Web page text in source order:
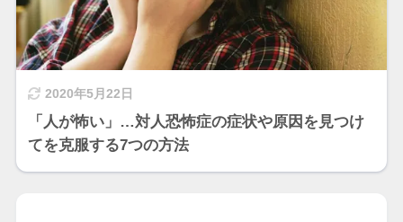
2020年5月22日
「人が怖い」…対人恐怖症の症状や原因を見つけ
てを克服する7つの方法